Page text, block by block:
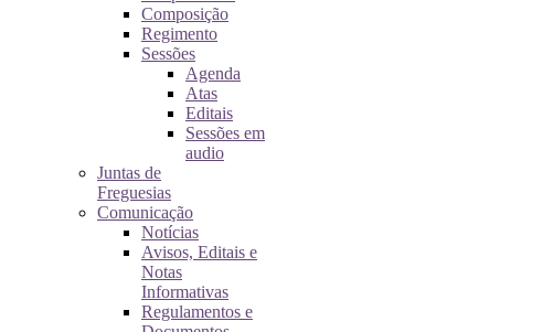
Composição
Regimento
Sessões
Agenda
Atas
Editais
Sessões em
audio
Juntas de
Freguesias
Comunicação
Notícias
Avisos, Editais e
Notas
Informativas
Regulamentos e